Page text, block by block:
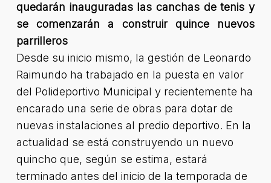
quedarán inauguradas las canchas de tenis y
se comenzarán a construir quince nuevos
parrilleros
Desde su inicio mismo, la gestión de Leonardo
Raimundo ha trabajado en la puesta en valor
del Polideportivo Municipal y recientemente ha
encarado una serie de obras para dotar de
nuevas instalaciones al predio deportivo. En la
actualidad se está construyendo un nuevo
quincho que, según se estima, estará
terminado antes del inicio de la temporada de